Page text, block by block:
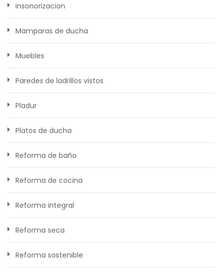
insonorizacion
Mamparas de ducha
Muebles
Paredes de ladrillos vistos
Pladur
Platos de ducha
Reforma de baño
Reforma de cocina
Reforma integral
Reforma seca
Reforma sostenible